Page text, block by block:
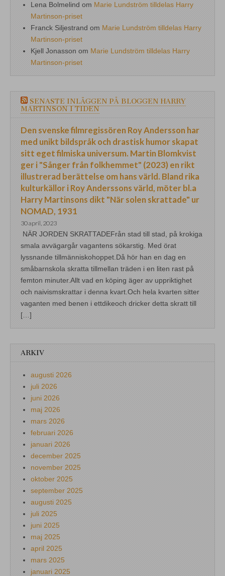
Lena Bolmelind om Marie Lundström tilldelas Harry
Martinson-priset
Franck Siljestrand om Marie Lundström tilldelas Harry
Martinson-priset
Kjell Jonasson om Marie Lundström tilldelas Harry
Martinson-priset
SENASTE INLÄGGEN PÅ BLOGGEN HARRY
MARTINSON I TIDEN
Den svenske filmregissören Roy Andersson har
med unikt bildspråk och drastisk humor skapat
sitt eget filmiska universum. Martin Blomkvist
ger i "Sånger från folkhemmet" (2023) en rikt
illustrerad berättelse om hans värld. Bland rika
kulturkällor i Roy Anderssons värld, möter bl.a
Harry Martinsons dikt "När solen skrattade" ur
NOMAD, 1931
30 april, 2023
NÄR JORDEN SKRATTADEFrån stad till stad, på krokiga
smala avvägargår vagantens sökarstig. Med örat
lyssnande tillmänniskohoppet.Då hör han en dag en
småbarnskola skratta tillmellan träden i en liten rast på
femton minuter.Allt vad en köping äger av uppriktighet
och naivismskrattar i denna kvart.Och hela kvarten sitter
vaganten med benen i ettdikeoch dricker detta skratt till
[…]
ARKIV
augusti 2026
juli 2026
juni 2026
maj 2026
mars 2026
februari 2026
januari 2026
december 2025
november 2025
oktober 2025
september 2025
augusti 2025
juli 2025
juni 2025
maj 2025
april 2025
mars 2025
januari 2025